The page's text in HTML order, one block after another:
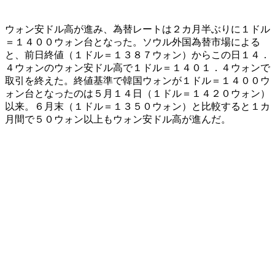
ウォン安ドル高が進み、為替レートは２カ月半ぶりに１ドル
＝１４００ウォン台となった。ソウル外国為替市場による
と、前日終値（１ドル＝１３８７ウォン）からこの日１４．
４ウォンのウォン安ドル高で１ドル＝１４０１．４ウォンで
取引を終えた。終値基準で韓国ウォンが１ドル＝１４００ウ
ォン台となったのは５月１４日（１ドル＝１４２０ウォン）
以来。６月末（１ドル＝１３５０ウォン）と比較すると１カ
月間で５０ウォン以上もウォン安ドル高が進んだ。